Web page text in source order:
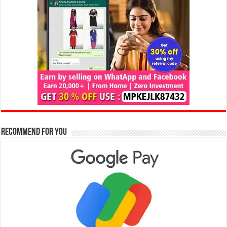
Recommend for You